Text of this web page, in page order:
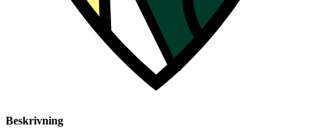
Beskrivning